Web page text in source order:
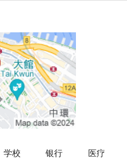
学校 银行 医疗